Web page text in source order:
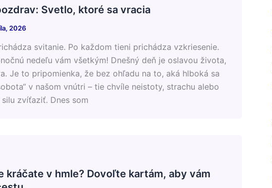
Svetlo, ktoré sa vracia
2026
svitanie. Po každom tieni prichádza vzkriesenie.
nedeľu vám všetkým! ​Dnešný deň je oslavou života,
Je to pripomienka, že bez ohľadu na to, aká hlboká sa
v našom vnútri – tie chvíle neistoty, strachu alebo
zvíťaziť. ​Dnes som
kráčate v hmle? Dovoľte kartám, aby vám